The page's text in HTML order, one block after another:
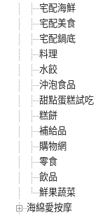
宅配海鮮
宅配美食
宅配鍋底
料理
水餃
沖泡食品
甜點蛋糕試吃
糕餅
補給品
購物網
零食
飲品
鮮果蔬菜
海綿愛按摩